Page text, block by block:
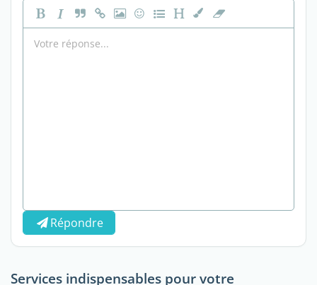
Répondre
Services indispensables pour votre